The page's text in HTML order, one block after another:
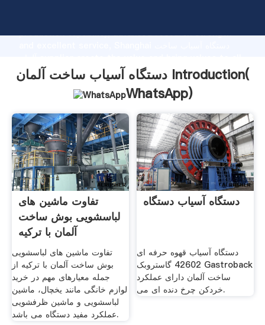
production capability, advanced research strength
of customers.
دستگاه آسیاب ساخت آلمان Introduction(
WhatsApp)
تفاوت ماشین های
لباسشویی بوش ساخت
آلمان با ترکیه
تفاوت ماشین های لباسشویی
بوش ساخت آلمان با ترکیه از
جمله معیارهای مهم در خرید
لوازم خانگی مانند یخچال، ماشین
لباسشویی و ماشین ظرفشویی
عملکرد مفید دستگاه می باشد.
دستگاه آسیاب دستگاه
دستگاه آسیاب قهوه حرفه ای
42602 گاستروبک Gastroback
ساخت آلمان دارای عملکرد
خردکن چرخ دنده ای می.